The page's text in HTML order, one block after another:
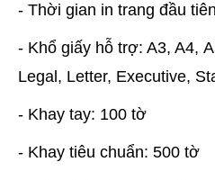
- Thời gian in trang đầu
- Khổ giấy hỗ trợ: A3, A4,
Legal, Letter, Executive,
- Khay tay: 100 tờ
- Khay tiêu chuẩn: 500 tờ